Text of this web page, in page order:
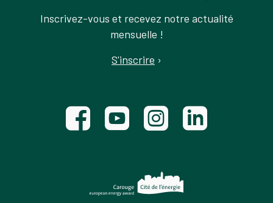
Inscrivez-vous et recevez notre actualité
mensuelle !
S'inscrire ›